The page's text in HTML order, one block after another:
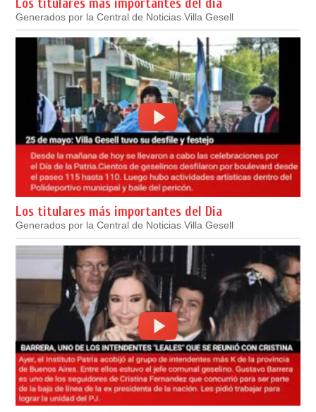
Los titulares más importantes del día
Generados por la Central de Noticias Villa Gesell
Los titulares más importantes del Dia
Generados por la Central de Noticias Villa Gesell